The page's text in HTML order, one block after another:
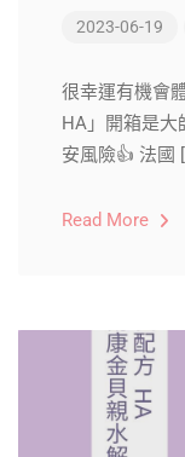
2023-06-19
很幸運有機會
HA」開箱是大
安風險👍 法國
Read More